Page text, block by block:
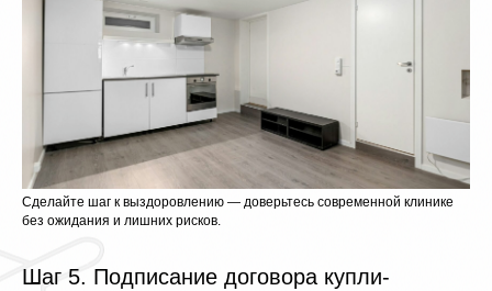
Сделайте шаг к выздоровлению — доверьтесь современной клинике
без ожидания и лишних рисков.
Шаг 5. Подписание договора купли-